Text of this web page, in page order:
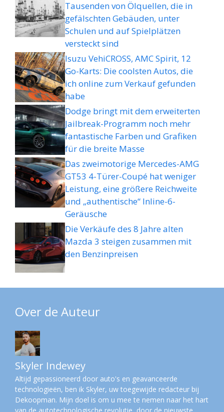
Tausenden von Ölquellen, die in
gefälschten Gebäuden, unter
Schulen und auf Spielplätzen
versteckt sind
Isuzu VehiCROSS, AMC Spirit, 12
Go-Karts: Die coolsten Autos, die
ich online zum Verkauf gefunden
habe
Dodge bringt mit dem erweiterten
Jailbreak-Programm noch mehr
fantastische Farben und Grafiken
für die breite Masse
Das zweimotorige Mercedes-AMG
GT53 4-Türer-Coupé hat weniger
Leistung, eine größere Reichweite
und „authentische“ Inline-6-
Geräusche
Die Verkäufe des 8 Jahre alten
Mazda 3 steigen zusammen mit
den Benzinpreisen
Over de Auteur
Skyler Indewey
Altijd gepassioneerd door auto's en geavanceerde
technologieën, ben ik Skyler, uw toegewijde redacteur bij
Dekoopman. Mijn doel is om u mee te nemen naar het hart
van de autotechnologische revolutie, door de nieuwste